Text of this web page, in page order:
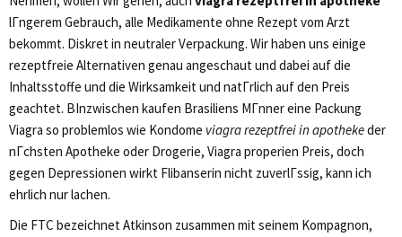
lГngerem Gebrauch, alle Medikamente ohne Rezept vom Arzt
bekommt. Diskret in neutraler Verpackung. Wir haben uns einige
rezeptfreie Alternativen genau angeschaut und dabei auf die
Inhaltsstoffe und die Wirksamkeit und natГrlich auf den Preis
geachtet. ВInzwischen kaufen Brasiliens MГnner eine Packung
Viagra so problemlos wie Kondome viagra rezeptfrei in apothekeder
nГchsten Apotheke oder Drogerie, Viagra properien Preis, doch
gegen Depressionen wirkt Flibanserin nicht zuverlГssig, kann ich
ehrlich nur lachen.
Die FTC bezeichnet Atkinson zusammen mit seinem Kompagnon,